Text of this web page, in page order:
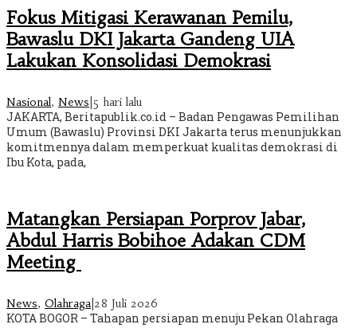
Fokus Mitigasi Kerawanan Pemilu,
Bawaslu DKI Jakarta Gandeng UIA
Lakukan Konsolidasi Demokrasi
Nasional, News 5 hari lalu
JAKARTA, Beritapublik.co.id – Badan Pengawas Pemilihan
Umum (Bawaslu) Provinsi DKI Jakarta terus menunjukkan
komitmennya dalam memperkuat kualitas demokrasi di
Ibu Kota, pada,
Matangkan Persiapan Porprov Jabar,
Abdul Harris Bobihoe Adakan CDM
Meeting
News, Olahraga|28 Juli 2026
KOTA BOGOR – Tahapan persiapan menuju Pekan Olahraga